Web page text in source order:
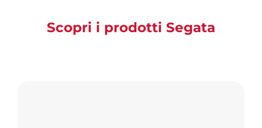
Scopri i prodotti Segata